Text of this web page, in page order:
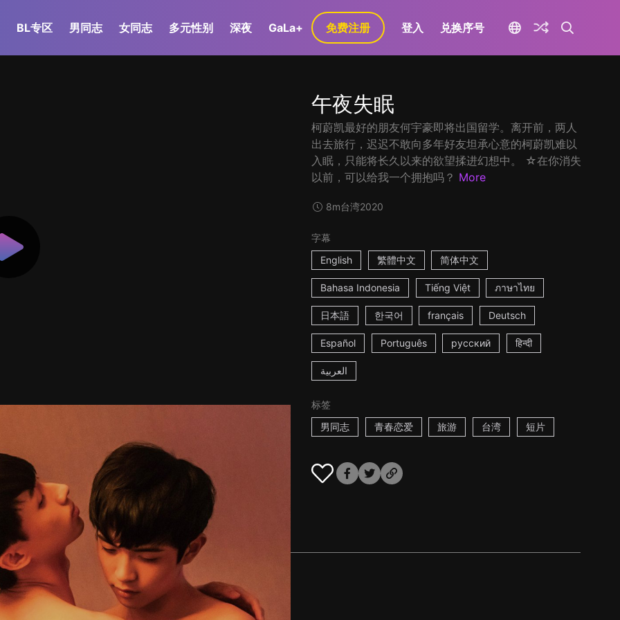
BL专区 男同志 女同志 多元性别 深夜 GaLa+ 免费注册 登入 兑换序号
午夜失眠
柯蔚凯最好的朋友何宇豪即将出国留学。离开前，两人
出去旅行，迟迟不敢向多年好友坦承心意的柯蔚凯难以
入眠，只能将长久以来的欲望揉进幻想中。 ☆在你消失
以前，可以给我一个拥抱吗？ More
8m台湾2020
字幕
English
繁體中文 简体中文
Bahasa Indonesia Tiếng Việt ภาษาไทย
日本語 한국어 français Deutsch
Español Português русский हिन्दी
العربية
标签
男同志
青春恋爱 旅游 台湾 短片